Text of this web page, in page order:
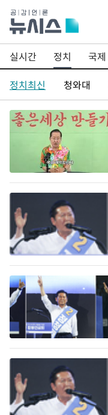
실시간 정치 국제
정치최신
청와대